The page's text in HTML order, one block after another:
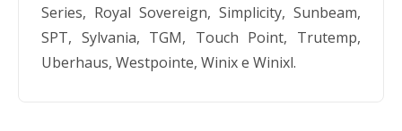
Series, Royal Sovereign, Simplicity, Sunbeam,
SPT, Sylvania, TGM, Touch Point, Trutemp,
Uberhaus, Westpointe, Winix e Winixl.